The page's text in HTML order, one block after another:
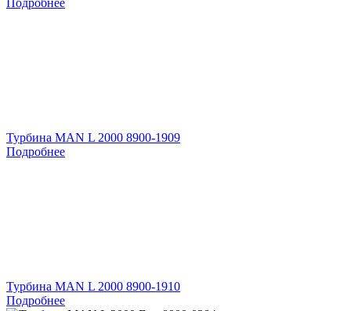
Турбина MAN L 2000 8900-1909
Подробнее
Турбина MAN L 2000 8900-1910
Подробнее